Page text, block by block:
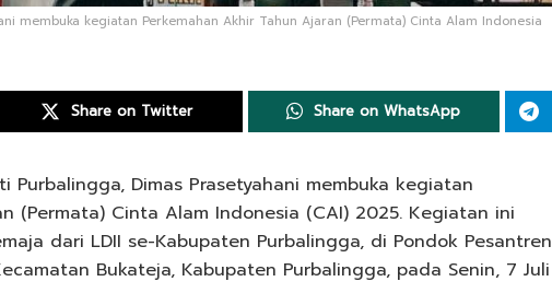
membuka kegiatan Perkemahan Akhir Tahun Ajaran (Permata) Cinta Alam Indonesia
Share on Twitter Share on WhatsApp
Purbalingga, Dimas Prasetyahani membuka kegiatan
(Permata) Cinta Alam Indonesia (CAI) 2025. Kegiatan ini
dari LDII se-Kabupaten Purbalingga, di Pondok Pesantren
Bukateja, Kabupaten Purbalingga, pada Senin, 7 Juli